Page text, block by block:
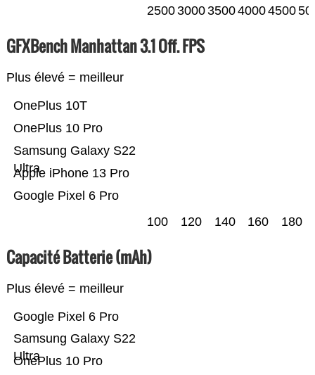
25003000350040004500
GFXBench Manhattan 3.1 Off. FPS
Plus élevé = meilleur
Google Pixel 6 Pro
Apple iPhone 13 Pro
Samsung Galaxy S22
Ultra
OnePlus 10 Pro
OnePlus 10T
100 120 140 160 180
Capacité Batterie (mAh)
Plus élevé = meilleur
OnePlus 10 Pro
Samsung Galaxy S22
Ultra
Google Pixel 6 Pro